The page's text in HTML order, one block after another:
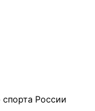
России